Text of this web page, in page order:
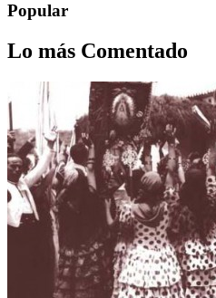
Popular
Lo más Comentado